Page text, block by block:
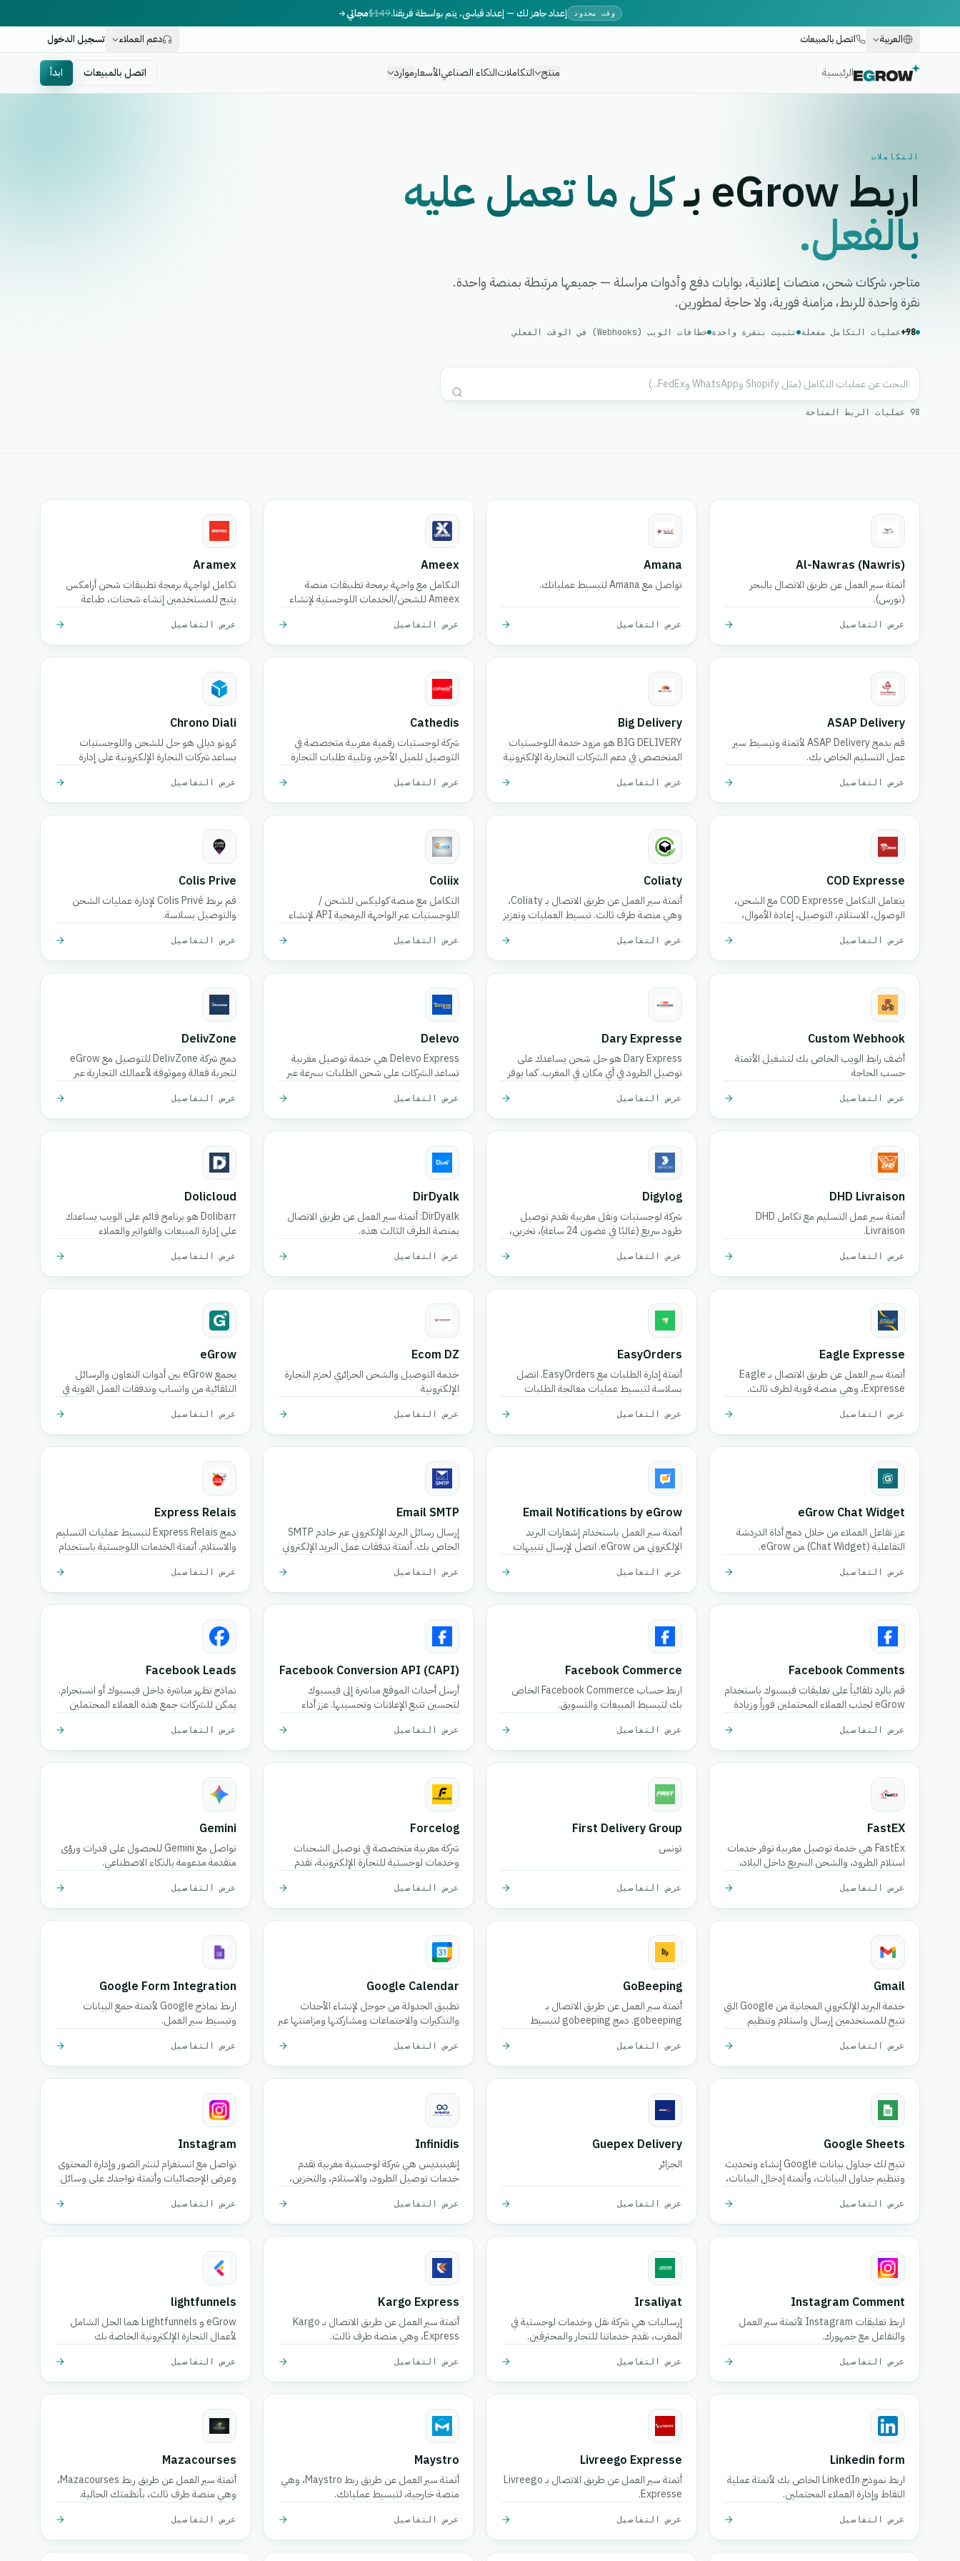
وقت محدود إعداد جاهز لك — إعداد قياسي، يتم بواسطة فريقنا.$149مجاني
العربية
اتصل بالمبيعات دعم العملاء تسجيل الدخول
الرئيسية منتج التكاملاتالذكاء الصناعيالأسعارموارد اتصل بالمبيعات ابدأ
التكاملات
اربط eGrow بـ كل ما تعمل عليه
بالفعل.
متاجر، شركات شحن، منصات إعلانية، بوابات دفع وأدوات مراسلة — جميعها مرتبطة بمنصة واحدة.
نقرة واحدة للربط، مزامنة فورية، ولا حاجة لمطورين.
98+ عمليات التكامل مفعلة تثبيت بنقرة واحدة خطافات الويب (Webhooks) في الوقت الفعلي
98 عمليات الربط المتاحة
Al-Nawras (Nawris)
أتمتة سير العمل عن طريق الاتصال بالبحر
(نورس).
عرض التفاصيل
Amana
تواصل مع Amana لتبسيط عملياتك.
عرض التفاصيل
Ameex
التكامل مع واجهة برمجة تطبيقات منصة
Ameex للشحن/الخدمات اللوجستية لإنشاء
عرض التفاصيل
Aramex
تكامل لواجهة برمجة تطبيقات شحن أرامكس
يتيح للمستخدمين إنشاء شحنات، طباعة
التسليمات.
عرض التفاصيل
ASAP Delivery
قم بدمج ASAP Delivery لأتمتة وتبسيط سير
عمل التسليم الخاص بك.
عرض التفاصيل
Big Delivery
BIG DELIVERY هو مزود خدمة اللوجستيات
المتخصص في دعم الشركات التجارية الإلكترونية
عرض التفاصيل
Cathedis
شركة لوجستيات رقمية مغربية متخصصة في
التوصيل للميل الأخير، وتلبية طلبات التجارة
الوقت الفعلي، وحلول التخزين.
عرض التفاصيل
Chrono Diali
كرونو ديالي هو حل للشحن واللوجستيات
يساعد شركات التجارة الإلكترونية على إدارة
الحقيقي، وتبسيط عمليات التنفيذ الخاصة بهم
بسهولة.
عرض التفاصيل
COD Expresse
يتعامل التكامل COD Expresse مع الشحن،
الوصول، الاستلام، التوصيل، إعادة الأموال،
عرض التفاصيل
Coliaty
أتمتة سير العمل عن طريق الاتصال بـ Coliaty،
وهي منصة طرف ثالث. تبسيط العمليات وتعزيز
عرض التفاصيل
Coliix
التكامل مع منصة كوليكس للشحن /
اللوجستيات عبر الواجهة البرمجية API لإنشاء
عرض التفاصيل
Colis Prive
قم بربط Colis Privé لإدارة عمليات الشحن
والتوصيل بسلاسة.
عرض التفاصيل
Custom Webhook
أضف رابط الويب الخاص بك لتشغيل الأتمتة
حسب الحاجة
عرض التفاصيل
Dary Expresse
Dary Express هو حل شحن يساعدك على
توصيل الطرود في أي مكان في المغرب. كما يوفر
العديد من المزايا الإضافية.
عرض التفاصيل
Delevo
Delevo Express هي خدمة توصيل مغربية
تساعد الشركات على شحن الطلبات بسرعة عبر
السريع، ولوجستيات الميل الأخير الموثوقة
لضمان وصول الطرود إلى العملاء في الوقت
المحدد.
عرض التفاصيل
DelivZone
دمج شركة DelivZone للتوصيل مع eGrow
لتجربة فعالة وموثوقة لأعمالك التجارية عبر
عرض التفاصيل
DHD Livraison
أتمتة سير عمل التسليم مع تكامل DHD
Livraison.
عرض التفاصيل
Digylog
شركة لوجستيات ونقل مغربية تقدم توصيل
طرود سريع (غالبًا في غضون 24 ساعة)، تخزين،
المدن في المغرب.
عرض التفاصيل
DirDyalk
DirDyalk: أتمتة سير العمل عن طريق الاتصال
بمنصة الطرف الثالث هذه.
عرض التفاصيل
Dolicloud
Dolibarr هو برنامج قائم على الويب يساعدك
على إدارة المبيعات والفواتير والعملاء
عرض التفاصيل
Eagle Expresse
أتمتة سير العمل عن طريق الاتصال بـ Eagle
Expresse، وهي منصة قوية لطرف ثالث.
عرض التفاصيل
EasyOrders
أتمتة إدارة الطلبات مع EasyOrders. اتصل
بسلاسة لتبسيط عمليات معالجة الطلبات
عرض التفاصيل
Ecom DZ
خدمة التوصيل والشحن الجزائري لحزم التجارة
الإلكترونية
عرض التفاصيل
eGrow
يجمع eGrow بين أدوات التعاون والرسائل
التلقائية من واتساب وتدفقات العمل القوية في
الإلكترونية على النمو، وجذب العملاء، وإدارة
العمليات بسلاسة.
عرض التفاصيل
eGrow Chat Widget
عزز تفاعل العملاء من خلال دمج أداة الدردشة
التفاعلية (Chat Widget) من eGrow.
عرض التفاصيل
Email Notifications by eGrow
أتمتة سير العمل باستخدام إشعارات البريد
الإلكتروني من eGrow. اتصل لإرسال تنبيهات
عرض التفاصيل
Email SMTP
إرسال رسائل البريد الإلكتروني عبر خادم SMTP
الخاص بك. أتمتة تدفقات عمل البريد الإلكتروني
عرض التفاصيل
Express Relais
دمج Express Relais لتبسيط عمليات التسليم
والاستلام. أتمتة الخدمات اللوجستية باستخدام
عرض التفاصيل
Facebook Comments
قم بالرد تلقائياً على تعليقات فيسبوك باستخدام
eGrow لجذب العملاء المحتملين فوراً وزيادة
عرض التفاصيل
Facebook Commerce
اربط حساب Facebook Commerce الخاص
بك لتبسيط المبيعات والتسويق.
عرض التفاصيل
Facebook Conversion API (CAPI)
أرسل أحداث الموقع مباشرة إلى فيسبوك
لتحسين تتبع الإعلانات وتحسينها. عزز أداء
API).
عرض التفاصيل
Facebook Leads
نماذج تظهر مباشرة داخل فيسبوك أو انستجرام.
يمكن للشركات جمع هذه العملاء المحتملين
عرض التفاصيل
FastEX
FastEx هي خدمة توصيل مغربية توفر خدمات
استلام الطرود، والشحن السريع داخل البلاد،
والمتاجر الإلكترونية.
عرض التفاصيل
First Delivery Group
تونس
عرض التفاصيل
Forcelog
شركة مغربية متخصصة في توصيل الشحنات
وخدمات لوجستية للتجارة الإلكترونية، تقدم
في المدن الكبرى، و 48 ساعة في المدن الصغيرة)،
وخدمات الاستلام المجاني، والتخزين، والتعبئة،
والتتبع في جميع أنحاء البلاد.
عرض التفاصيل
Gemini
تواصل مع Gemini للحصول على قدرات ورؤى
متقدمة مدعومة بالذكاء الاصطناعي.
عرض التفاصيل
Gmail
خدمة البريد الإلكتروني المجانية من Google التي
تتيح للمستخدمين إرسال واستلام وتنظيم
العشوائي، والبحث، والتكامل عبر أدوات
Google Workspace.
عرض التفاصيل
GoBeeping
أتمتة سير العمل عن طريق الاتصال بـ
gobeeping. دمج gobeeping لتبسيط
عرض التفاصيل
Google Calendar
تطبيق الجدولة من جوجل لإنشاء الأحداث
والتذكيرات والاجتماعات ومشاركتها ومزامنتها عبر
عرض التفاصيل
Google Form Integration
اربط نماذج Google لأتمتة جمع البيانات
وتبسيط سير العمل.
عرض التفاصيل
Google Sheets
تتيح لك جداول بيانات Google إنشاء وتحديث
وتنظيم جداول البيانات، وأتمتة إدخال البيانات،
التعاون والرؤى.
عرض التفاصيل
Guepex Delivery
الجزائر
عرض التفاصيل
Infinidis
إنفينيديس هي شركة لوجستية مغربية تقدم
خدمات توصيل الطرود، والاستلام، والتخزين،
ساعة والتتبع في الوقت الفعلي.
عرض التفاصيل
Instagram
تواصل مع انستغرام لنشر الصور وإدارة المحتوى
وعرض الإحصائيات وأتمتة تواجدك على وسائل
Graph API.
عرض التفاصيل
Instagram Comment
اربط تعليقات Instagram لأتمتة سير العمل
والتفاعل مع جمهورك.
عرض التفاصيل
Irsaliyat
إرساليات هي شركة نقل وخدمات لوجستية في
المغرب، نقدم خدماتنا للتجار والمحترفين.
عرض التفاصيل
Kargo Express
أتمتة سير العمل عن طريق الاتصال بـ Kargo
Express، وهي منصة طرف ثالث.
عرض التفاصيل
lightfunnels
eGrow و Lightfunnels هما الحل الشامل
لأعمال التجارة الإلكترونية الخاصة بك
عرض التفاصيل
Linkedin form
اربط نموذج LinkedIn الخاص بك لأتمتة عملية
التقاط وإدارة العملاء المحتملين.
عرض التفاصيل
Livreego Expresse
أتمتة سير العمل عن طريق الاتصال بـ Livreego
Expresse.
عرض التفاصيل
Maystro
أتمتة سير العمل عن طريق ربط Maystro، وهي
منصة خارجية، لتبسيط عملياتك.
عرض التفاصيل
Mazacourses
أتمتة سير العمل عن طريق ربط Mazacourses،
وهي منصة طرف ثالث، بأنظمتك الحالية.
عرض التفاصيل